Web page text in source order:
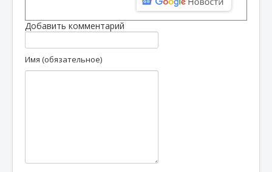
Добавить комментарий
Имя (обязательное)